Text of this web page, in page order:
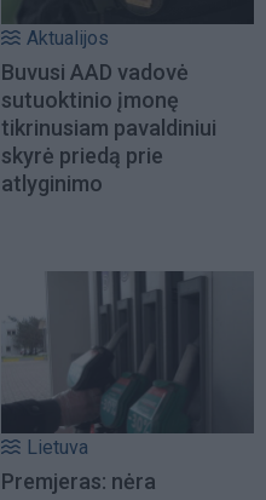
Aktualijos
Buvusi AAD vadovė
sutuoktinio įmonę
tikrinusiam pavaldiniui
skyrė priedą prie
atlyginimo
Lietuva
Premjeras: nėra